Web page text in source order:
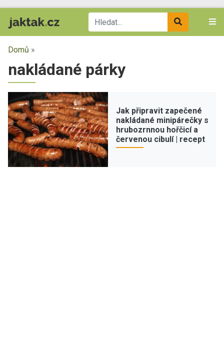
Domů »
nakládané párky
Jak připravit zapečené
nakládané minipárečky s
hrubozrnnou hořčicí a
červenou cibulí | recept